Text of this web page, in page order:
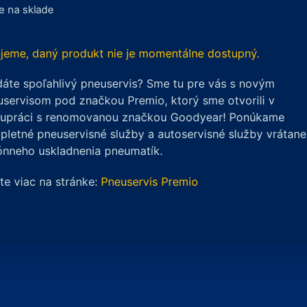
na sklade
daný produkt nie je momentálne dostupný.
spoľahlivý pneuservis? Sme tu pre vás s novým
pod značkou Premio, ktorý sme otvorili v
s renomovanou značkou Goodyear! Ponúkame
pneuservisné služby a autoservisné služby vrátane
uskladnenia pneumatík.
viac na stránke: Pneuservis Premio